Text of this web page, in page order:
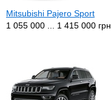
Mitsubishi Pajero Sport
1 055 000 ... 1 415 000 грн